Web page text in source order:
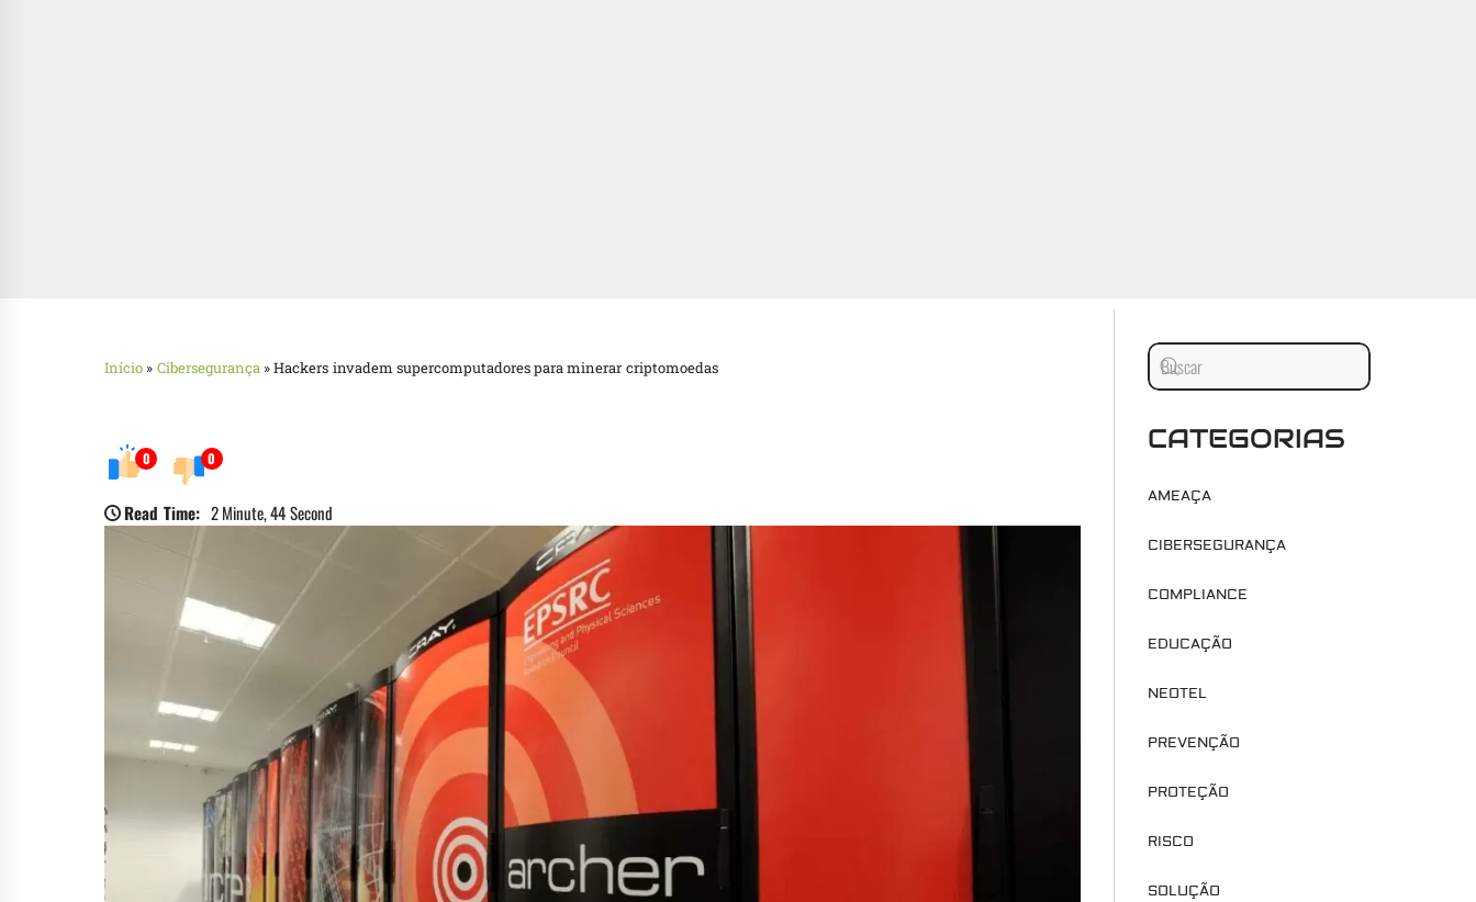
Início » Cibersegurança»Hackers invadem supercomputadores para minerar criptomoedas
0 0
Read Time: 2 Minute, 44 Second
CATEGORIAS
AMEAÇA
CIBERSEGURANÇA
COMPLIANCE
EDUCAÇÃO
NEOTEL
PREVENÇÃO
PROTEÇÃO
RISCO
SOLUÇÃO